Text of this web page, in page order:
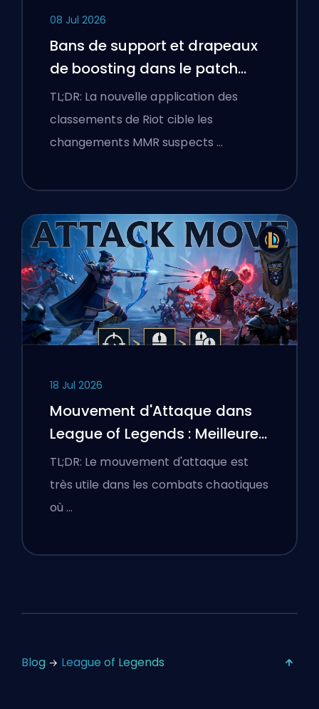
08 Jul 2026
Bans de support et drapeaux
de boosting dans le patch
25.18 de League of Legends
TL;DR: La nouvelle application des
classements de Riot cible les
changements MMR suspects …
18 Jul 2026
Mouvement d'Attaque dans
League of Legends : Meilleures
Configurations
TL;DR: Le mouvement d'attaque est
très utile dans les combats chaotiques
où …
Blog League of Legends